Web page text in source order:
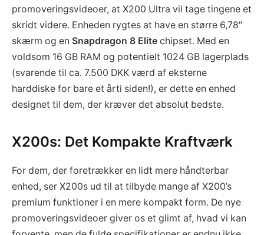
promoveringsvideoer, at X200 Ultra vil tage tingene et
skridt videre. Enheden rygtes at have en større 6,78″
skærm og en Snapdragon 8 Elite chipset. Med en
voldsom 16 GB RAM og potentielt 1024 GB lagerplads
(svarende til ca. 7.500 DKK værd af eksterne
harddiske for bare et årti siden!), er dette en enhed
designet til dem, der kræver det absolut bedste.
X200s: Det Kompakte Kraftværk
For dem, der foretrækker en lidt mere håndterbar
enhed, ser X200s ud til at tilbyde mange af X200’s
premium funktioner i en mere kompakt form. De nye
promoveringsvideoer giver os et glimt af, hvad vi kan